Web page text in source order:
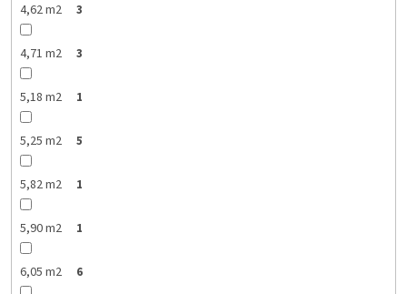
4,62 m2 3
4,71 m2 3
5,18 m2 1
5,25 m2 5
5,82 m2 1
5,90 m2 1
6,05 m2 6